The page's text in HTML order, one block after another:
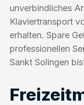
unverbindliches
Klaviertransport
erhalten. Spare
professionellen
Sankt Solingen